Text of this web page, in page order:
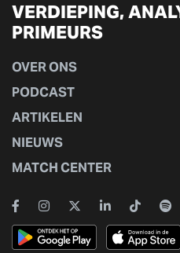
VERDIEPING,
PRIMEURS
OVER ONS
PODCAST
ARTIKELEN
NIEUWS
MATCH CENTER